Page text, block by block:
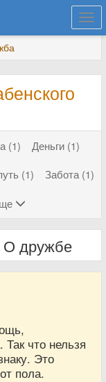
(1)
Деньги (1)
(1)
Забота (1)
О дружбе
Так что нельзя
Это
пола.